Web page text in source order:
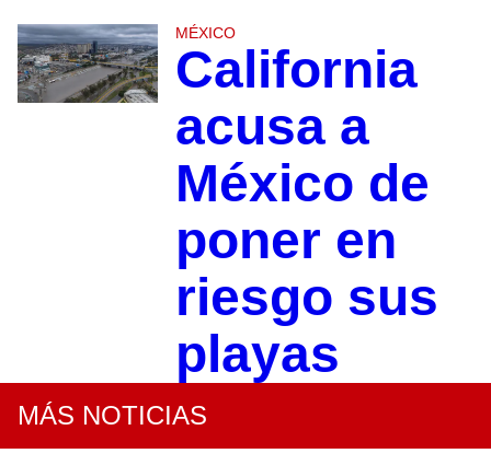
MÉXICO
California
acusa a
México de
poner en
riesgo sus
playas
MÁS NOTICIAS